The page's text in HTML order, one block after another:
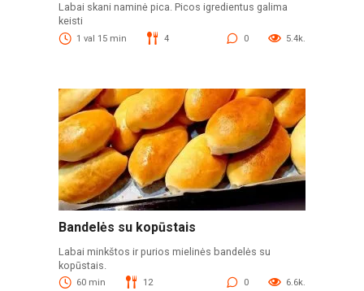
Labai skani naminė pica. Picos igredientus galima
keisti
1 val 15 min 4 0 5.4k.
Bandelės su kopūstais
Labai minkštos ir purios mielinės bandelės su
kopūstais.
60 min 12 0 6.6k.